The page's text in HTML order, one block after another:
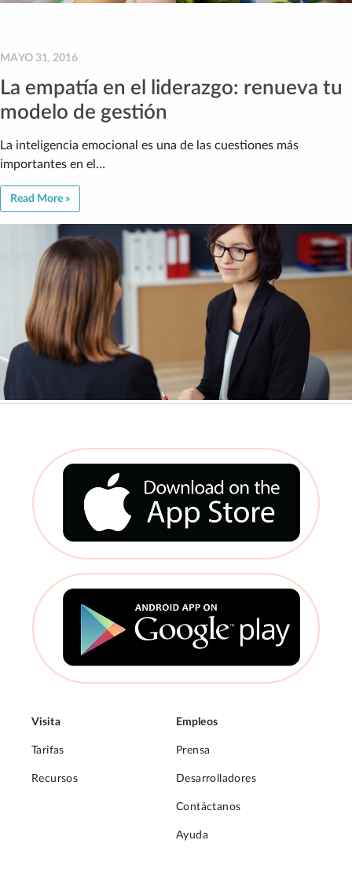
MAYO 31, 2016
La empatía en el liderazgo: renueva tu
modelo de gestión
La inteligencia emocional es una de las cuestiones más
importantes en el…
Read More »
Visita
Tarifas
Recursos
Empleos
Prensa
Desarrolladores
Contáctanos
Ayuda